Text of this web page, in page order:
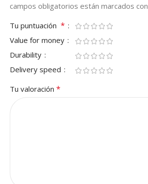
campos obligatorios están marcados con
Tu puntuación *
Value for money
Durability
Delivery speed
Tu valoración *